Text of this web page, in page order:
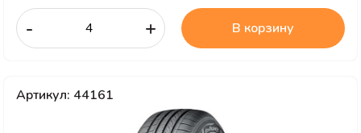
- + В корзину
Артикул: 44161